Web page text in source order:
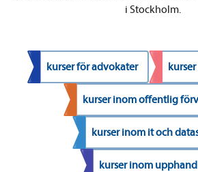
i Stockholm.
kurser för advokater
kurser inom offentlig
kurser inom it och
kurser inom